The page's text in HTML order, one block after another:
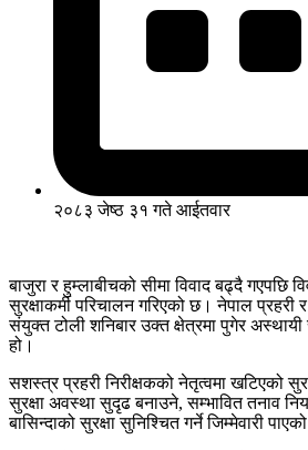
२०८३ जेष्ठ ३१ गते आईतवार
बाजुरा र हुम्लाबीचको सीमा विवाद बढ्दै गएपछि
सुरक्षाकर्मी परिचालन गरिएको छ। नेपाल
संयुक्त टोली शनिबार उक्त क्षेत्रमा पुगेर अस्थायी
हो।
सशस्त्र प्रहरी निरीक्षकको नेतृत्वमा खटिएको
सुरक्षा अवस्था सुदृढ बनाउने, सम्भावित तनाव
बासिन्दाको सुरक्षा सुनिश्चित गर्ने जिम्मेवारी